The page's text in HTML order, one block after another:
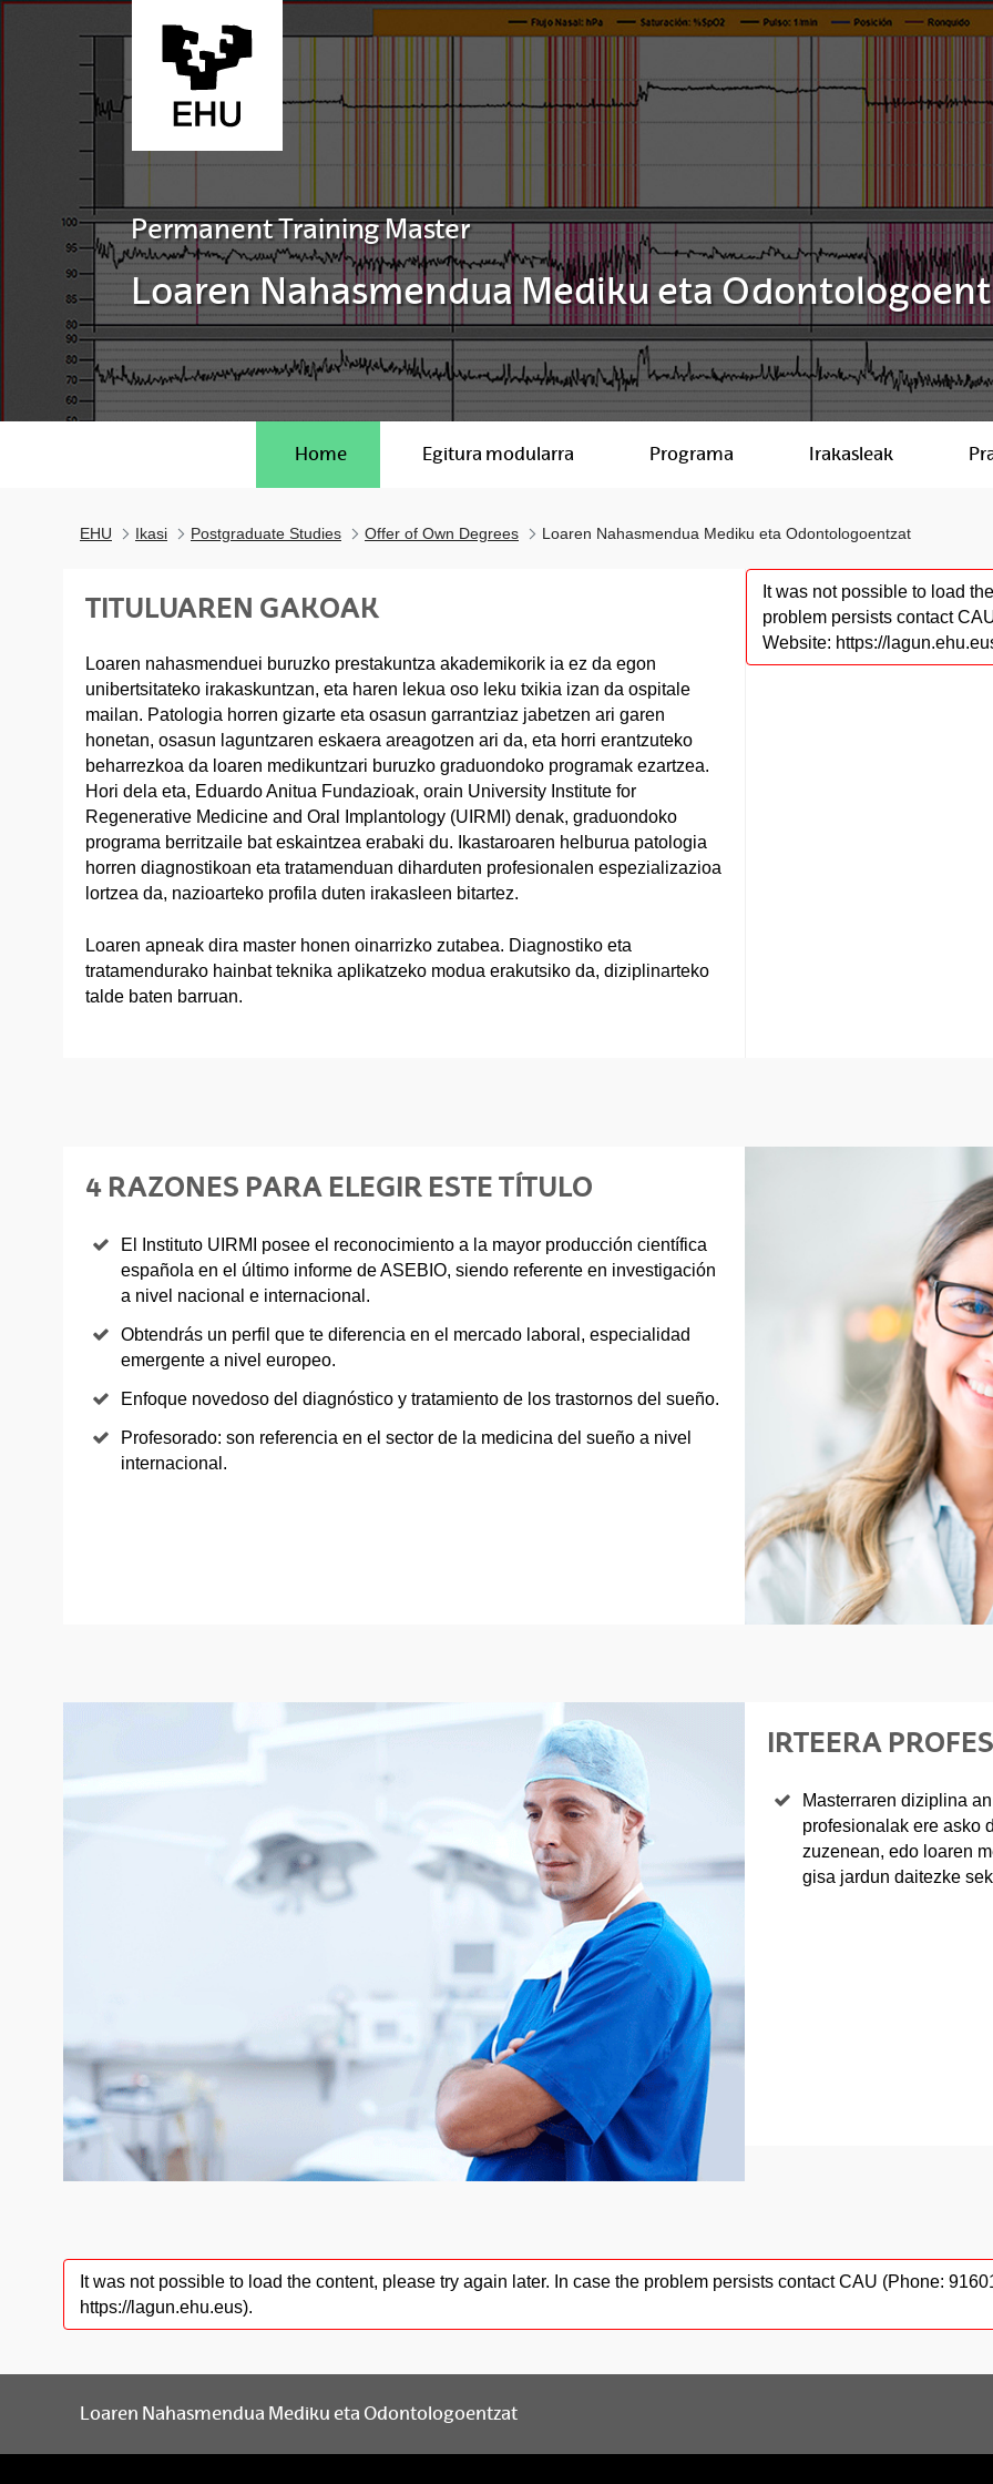
Permanent Training Master
Loaren Nahasmendua Mediku eta
Home Egitura modularra Programa Irakasleak
EHU Ikasi Postgraduate Studies Offer of Own Degrees Loaren Nahasmendua Mediku eta Odontologoentzat
TITULUAREN GAKOAK
Loaren nahasmenduei buruzko prestakuntza akademikorik ia ez da egon
unibertsitateko irakaskuntzan, eta haren lekua oso leku txikia izan da ospitale
mailan. Patologia horren gizarte eta osasun garrantziaz jabetzen ari garen
honetan, osasun laguntzaren eskaera areagotzen ari da, eta horri erantzuteko
beharrezkoa da loaren medikuntzari buruzko graduondoko programak ezartzea.
Hori dela eta, Eduardo Anitua Fundazioak, orain University Institute for
Regenerative Medicine and Oral Implantology (UIRMI) denak, graduondoko
programa berritzaile bat eskaintzea erabaki du. Ikastaroaren helburua patologia
horren diagnostikoan eta tratamenduan diharduten profesionalen espezializazioa
lortzea da, nazioarteko profila duten irakasleen bitartez.
Loaren apneak dira master honen oinarrizko zutabea. Diagnostiko eta
tratamendurako hainbat teknika aplikatzeko modua erakutsiko da, diziplinarteko
talde baten barruan.
It was not possible to load
problem persists contact
Website: https://
4 RAZONES PARA ELEGIR ESTE TÍTULO
El Instituto UIRMI posee el reconocimiento a la mayor producción científica
española en el último informe de ASEBIO, siendo referente en investigación
a nivel nacional e internacional.
Obtendrás un perfil que te diferencia en el mercado laboral, especialidad
emergente a nivel europeo.
Enfoque novedoso del diagnóstico y tratamiento de los trastornos del sueño.
Profesorado: son referencia en el sector de la medicina del sueño a nivel
internacional.
IRTEERA
Masterraren diziplina
profesionalak ere asko
zuzenean, edo loaren
gisa jardun daitezke
It was not possible to load the content, please try again later. In case the problem persists contact CAU (Phone:
https://lagun.ehu.eus).
Loaren Nahasmendua Mediku eta Odontologoentzat